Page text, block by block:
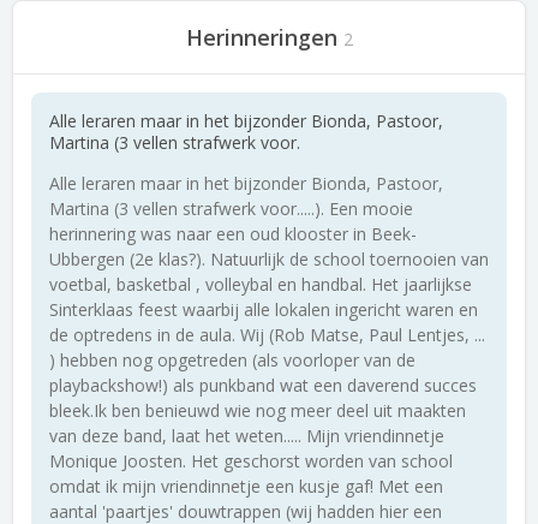
Herinneringen 2
Alle leraren maar in het bijzonder Bionda, Pastoor,
Martina (3 vellen strafwerk voor.
Alle leraren maar in het bijzonder Bionda, Pastoor,
Martina (3 vellen strafwerk voor.....). Een mooie
herinnering was naar een oud klooster in Beek-
Ubbergen (2e klas?). Natuurlijk de school toernooien van
voetbal, basketbal , volleybal en handbal. Het jaarlijkse
Sinterklaas feest waarbij alle lokalen ingericht waren en
de optredens in de aula. Wij (Rob Matse, Paul Lentjes, ...
) hebben nog opgetreden (als voorloper van de
playbackshow!) als punkband wat een daverend succes
bleek.Ik ben benieuwd wie nog meer deel uit maakten
van deze band, laat het weten..... Mijn vriendinnetje
Monique Joosten. Het geschorst worden van school
omdat ik mijn vriendinnetje een kusje gaf! Met een
aantal 'paartjes' douwtrappen (wij hadden hier een